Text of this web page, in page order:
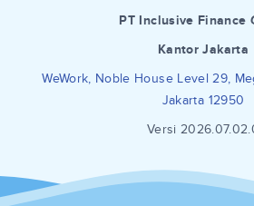
PT Inclusive Finance
Kantor Jakarta
WeWork, Noble House Level 29,
Jakarta 12950
Versi